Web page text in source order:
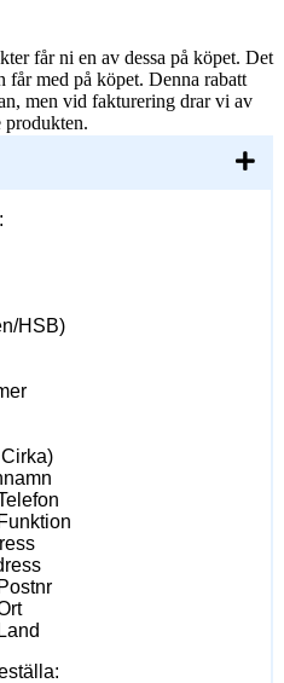
får ni en av dessa på köpet. Det
får med på köpet. Denna rabatt
men vid fakturering drar vi av
produkten.
HSB)